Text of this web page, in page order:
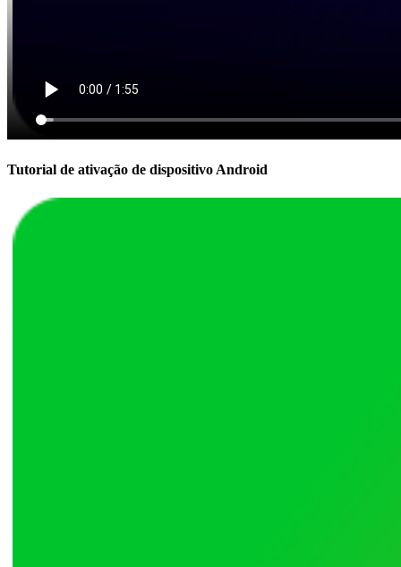
Tutorial de ativação de dispositivo Android